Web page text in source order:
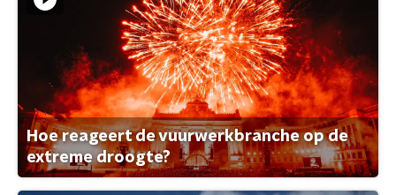
Hoe reageert de vuurwerkbranche op de
extreme droogte?